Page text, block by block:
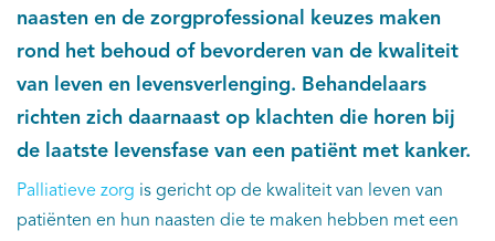
Kankeratlas
IKNL and the NCR
Dure geneesmiddelen
Itemsets
naasten en de zorgprofessional keuzes maken
rond het behoud of bevorderen van de kwaliteit
van leven en levensverlenging. Behandelaars
richten zich daarnaast op klachten die horen bij
de laatste levensfase van een patiënt met kanker.
Palliatieve zorg is gericht op de kwaliteit van leven van
patiënten en hun naasten die te maken hebben met een